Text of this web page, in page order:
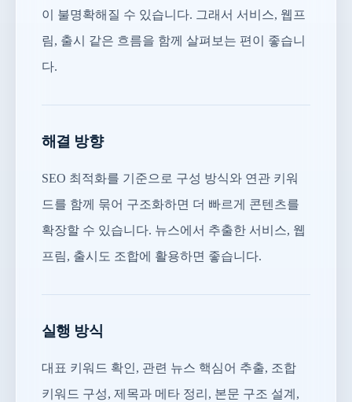
이 불명확해질 수 있습니다. 그래서 서비스, 웹프
림, 출시 같은 흐름을 함께 살펴보는 편이 좋습니
다.
해결 방향
SEO 최적화를 기준으로 구성 방식와 연관 키워
드를 함께 묶어 구조화하면 더 빠르게 콘텐츠를
확장할 수 있습니다. 뉴스에서 추출한 서비스, 웹
프림, 출시도 조합에 활용하면 좋습니다.
실행 방식
대표 키워드 확인, 관련 뉴스 핵심어 추출, 조합
키워드 구성, 제목과 메타 정리, 본문 구조 설계,